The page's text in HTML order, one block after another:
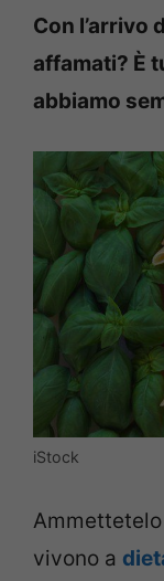
Con l’arrivo
affamati? È
abbiamo
iStock
vivono a